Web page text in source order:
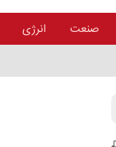
صنعت انرژی